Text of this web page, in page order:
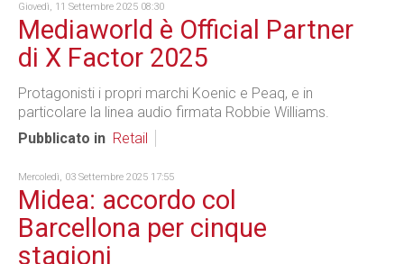
Giovedì, 11 Settembre 2025 08:30
Mediaworld è Official Partner
di X Factor 2025
Protagonisti i propri marchi Koenic e Peaq, e in
particolare la linea audio firmata Robbie Williams.
Pubblicato in Retail
Mercoledì, 03 Settembre 2025 17:55
Midea: accordo col
Barcellona per cinque
stagioni